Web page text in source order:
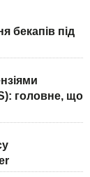
бекапів під
головне, що